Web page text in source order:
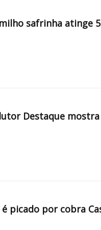
safrinha atinge
Destaque
picado por cobra